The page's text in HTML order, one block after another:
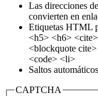
Las direcciones
convierten en
Etiquetas HTML
<h5> <h6>
<blockquote
<code> <li>
Saltos
CAPTCHA